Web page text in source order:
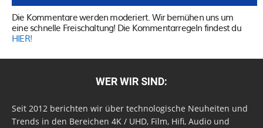
Die Kommentare werden moderiert. Wir bemühen uns um
eine schnelle Freischaltung! Die Kommentarregeln findest du
HIER!
WER WIR SIND:
Seit 2012 berichten wir über technologische Neuheiten und
Trends in den Bereichen 4K / UHD, Film, Hifi, Audio und